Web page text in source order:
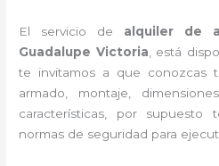
El servicio de alquiler de
Guadalupe Victoria, está
te invitamos a que conozcas
armado, montaje,
características, por supuesto
normas de seguridad para